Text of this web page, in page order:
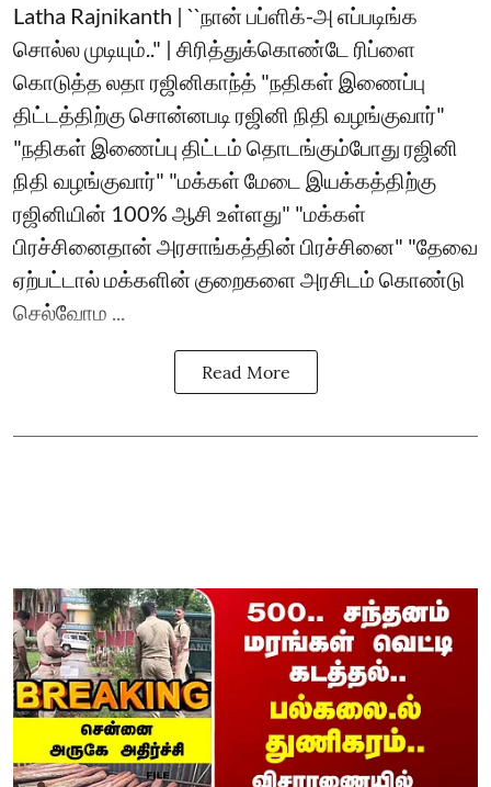
Latha Rajnikanth | ``நான் பப்ளிக்-அ எப்படிங்க
சொல்ல முடியும்.." | சிரித்துக்கொண்டே ரிப்ளை
கொடுத்த லதா ரஜினிகாந்த் "நதிகள் இணைப்பு
திட்டத்திற்கு சொன்னபடி ரஜினி நிதி வழங்குவார்"
"நதிகள் இணைப்பு திட்டம் தொடங்கும்போது ரஜினி
நிதி வழங்குவார்" "மக்கள் மேடை இயக்கத்திற்கு
ரஜினியின் 100% ஆசி உள்ளது" "மக்கள்
பிரச்சினைதான் அரசாங்கத்தின் பிரச்சினை" "தேவை
ஏற்பட்டால் மக்களின் குறைகளை அரசிடம் கொண்டு
செல்வோம ...
Read More